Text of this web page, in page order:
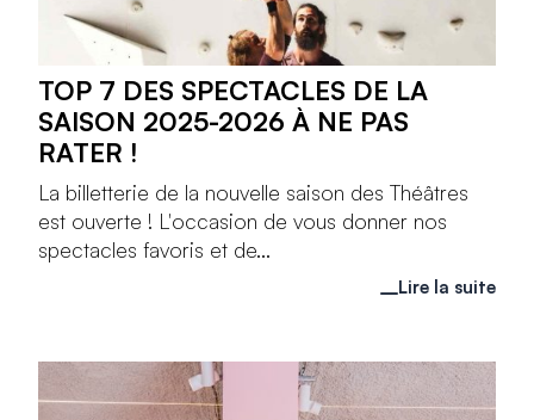
TOP 7 DES SPECTACLES DE LA
SAISON 2025-2026 À NE PAS
RATER !
La billetterie de la nouvelle saison des Théâtres
est ouverte ! L'occasion de vous donner nos
spectacles favoris et de...
Lire la suite